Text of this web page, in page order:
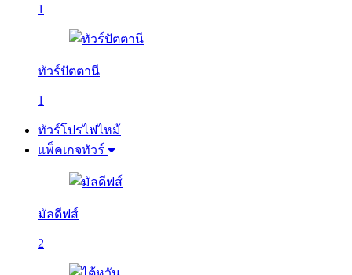
1
ทัวร์ปัตตานี
1
ทัวร์โปรไฟไหม้
แพ็คเกจทัวร์
มัลดีฟส์
2